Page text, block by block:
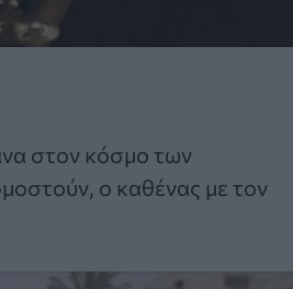
στον κόσμο των
ο καθένας με τον